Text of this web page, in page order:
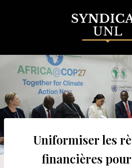
Uniformiser les
financières